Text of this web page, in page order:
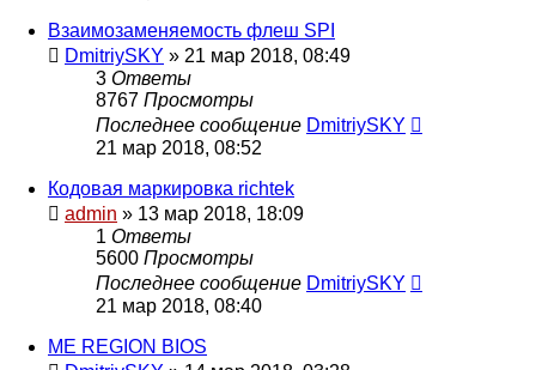
Взаимозаменяемость флеш SPI
DmitriySKY » 21 мар 2018, 08:49
3 Ответы
8767 Просмотры
Последнее сообщение DmitriySKY
21 мар 2018, 08:52
Кодовая маркировка richtek
admin » 13 мар 2018, 18:09
1 Ответы
5600 Просмотры
Последнее сообщение DmitriySKY
21 мар 2018, 08:40
ME REGION BIOS